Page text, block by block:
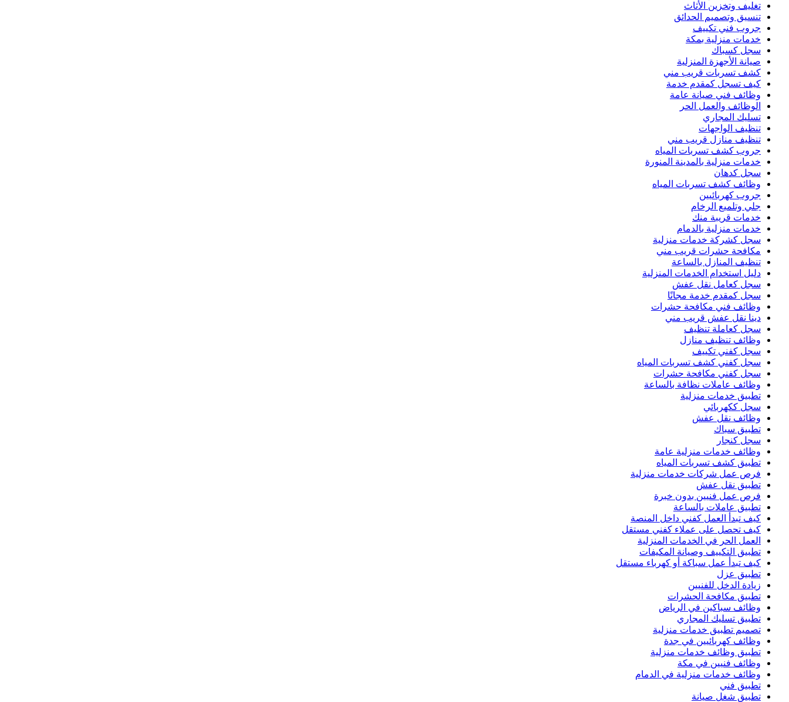
تغليف وتخزين الأثاث
تنسيق وتصميم الحدائق
جروب فني تكييف
خدمات منزلية بمكة
سجل كسباك
صيانة الأجهزة المنزلية
كشف تسربات قريب مني
كيف تسجل كمقدم خدمة
وظائف فني صيانة عامة
الوظائف والعمل الحر
تسليك المجاري
تنظيف الواجهات
تنظيف منازل قريب مني
جروب كشف تسربات المياه
خدمات منزلية بالمدينة المنورة
سجل كدهان
وظائف كشف تسربات المياه
جروب كهربائيين
جلي وتلميع الرخام
خدمات قريبة منك
خدمات منزلية بالدمام
سجل كشركة خدمات منزلية
مكافحة حشرات قريب مني
تنظيف المنازل بالساعة
دليل استخدام الخدمات المنزلية
سجل كعامل نقل عفش
سجل كمقدم خدمة مجانًا
وظائف فني مكافحة حشرات
دينا نقل عفش قريب مني
سجل كعاملة تنظيف
وظائف تنظيف منازل
سجل كفني تكييف
سجل كفني كشف تسربات المياه
سجل كفني مكافحة حشرات
وظائف عاملات نظافة بالساعة
تطبيق خدمات منزلية
سجل ككهربائي
وظائف نقل عفش
تطبيق سباك
سجل كنجار
وظائف خدمات منزلية عامة
تطبيق كشف تسربات المياه
فرص عمل شركات خدمات منزلية
تطبيق نقل عفش
فرص عمل فنيين بدون خبرة
تطبيق عاملات بالساعة
كيف تبدأ العمل كفني داخل المنصة
كيف تحصل على عملاء كفني مستقل
العمل الحر في الخدمات المنزلية
تطبيق التكييف وصيانة المكيفات
كيف تبدأ عمل سباكة أو كهرباء مستقل
تطبيق عزل
زيادة الدخل للفنيين
تطبيق مكافحة الحشرات
وظائف سباكين في الرياض
تطبيق تسليك المجاري
تصميم تطبيق خدمات منزلية
وظائف كهربائيين في جدة
تطبيق وظائف خدمات منزلية
وظائف فنيين في مكة
وظائف خدمات منزلية في الدمام
تطبيق فني
تطبيق شغل صيانة